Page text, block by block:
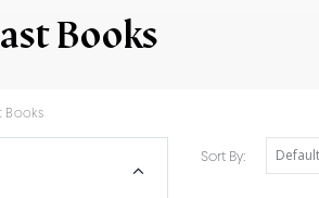
Books
Books
Sort By: